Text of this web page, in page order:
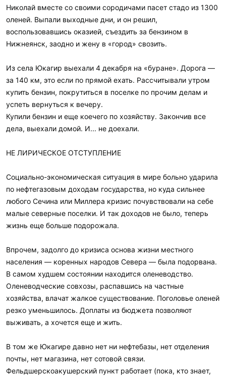
Николай вместе со своими сородичами пасет стадо из 1300
оленей. Выпали выходные дни, и он решил,
воспользовавшись оказией, съездить за бензином в
Нижнеянск, заодно и жену в «город» свозить.
Из села Юкагир выехали 4 декабря на «буране». Дорога —
за 140 км, это если по прямой ехать. Рассчитывали утром
купить бензин, покрутиться в поселке по прочим делам и
успеть вернуться к вечеру.
Купили бензин и еще коечего по хозяйству. Закончив все
дела, выехали домой. И... не доехали.
НЕ ЛИРИЧЕСКОЕ ОТСТУПЛЕНИЕ
Социально-экономическая ситуация в мире больно ударила
по нефтегазовым доходам государства, но куда сильнее
любого Сечина или Миллера кризис почувствовали на себе
малые северные поселки. И так доходов не было, теперь
жизнь еще больше подорожала.
Впрочем, задолго до кризиса основа жизни местного
населения — коренных народов Севера — была подорвана.
В самом худшем состоянии находится оленеводство.
Оленеводческие совхозы, распавшись на частные
хозяйства, влачат жалкое существование. Поголовье оленей
резко уменьшилось. Доплаты из бюджета позволяют
выживать, а хочется еще и жить.
В том же Юкагире давно нет ни нефтебазы, нет отделения
почты, нет магазина, нет сотовой связи.
Фельдшерскоакушерский пункт работает (пока, кто знает,